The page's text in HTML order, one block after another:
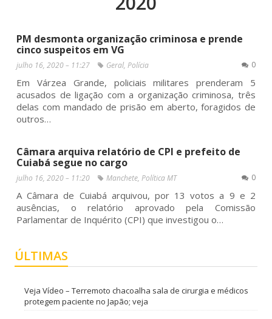
PM desmonta organização criminosa e prende
cinco suspeitos em VG
julho 16, 2020 – 11:27 Geral, Polícia 0
Em Várzea Grande, policiais militares prenderam 5
acusados de ligação com a organização criminosa, três
delas com mandado de prisão em aberto, foragidos de
outros…
Câmara arquiva relatório de CPI e prefeito de
Cuiabá segue no cargo
julho 16, 2020 – 11:20 Manchete, Política MT 0
A Câmara de Cuiabá arquivou, por 13 votos a 9 e 2
ausências, o relatório aprovado pela Comissão
Parlamentar de Inquérito (CPI) que investigou o…
ÚLTIMAS
Veja Vídeo – Terremoto chacoalha sala de cirurgia e médicos
protegem paciente no Japão; veja